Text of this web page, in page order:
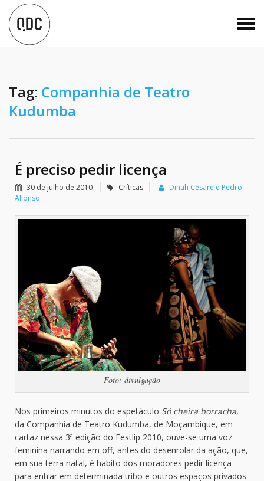
Tag: Companhia de Teatro
Kudumba
É preciso pedir licença
30 de julho de 2010 Críticas
Dinah Cesare e Pedro
Allonso
Foto: divulgação
Nos primeiros minutos do espetáculo Só cheira borracha,
da Companhia de Teatro Kudumba, de Moçambique, em
cartaz nessa 3ª edição do Festlip 2010, ouve-se uma voz
feminina narrando em off, antes do desenrolar da ação, que,
em sua terra natal, é habito dos moradores pedir licença
para entrar em determinada tribo e outros espaços privados.